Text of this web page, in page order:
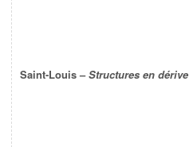
Saint-Louis –Structures en dérive